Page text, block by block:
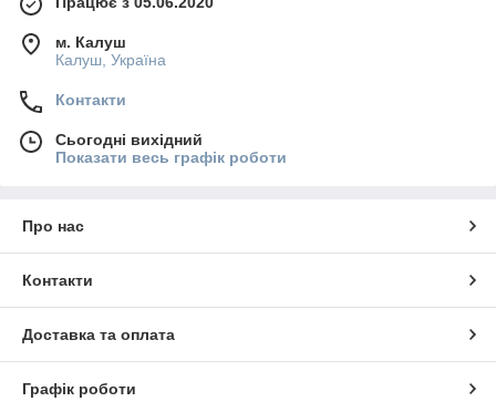
м. Калуш
Калуш, Україна
Контакти
Сьогодні вихідний
Показати весь графік роботи
Про нас
Контакти
Доставка та оплата
Графік роботи